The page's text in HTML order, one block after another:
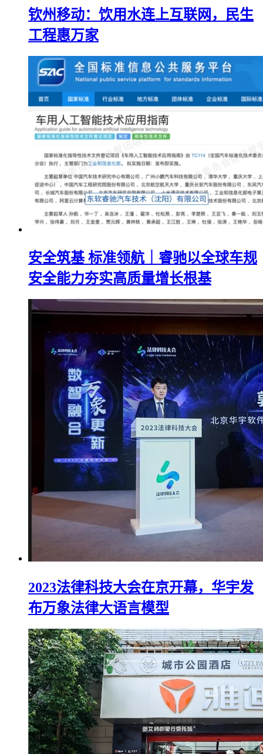
钦州移动：饮用水连上互联网，民生
工程惠万家
安全筑基 标准领航｜睿驰以全球车规
安全能力夯实高质量增长根基
2023法律科技大会在京开幕，华宇发
布万象法律大语言模型